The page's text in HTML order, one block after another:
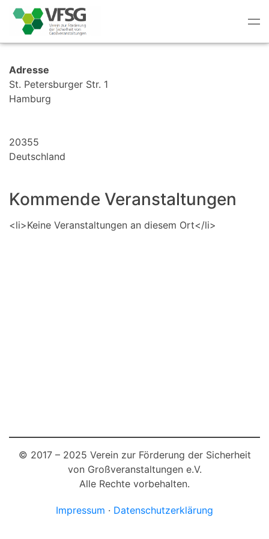
Adresse
St. Petersburger Str. 1
Hamburg
20355
Deutschland
Kommende Veranstaltungen
<li>Keine Veranstaltungen an diesem Ort</li>
© 2017 – 2025 Verein zur Förderung der Sicherheit
von Großveranstaltungen e.V.
Alle Rechte vorbehalten.
Impressum · Datenschutzerklärung